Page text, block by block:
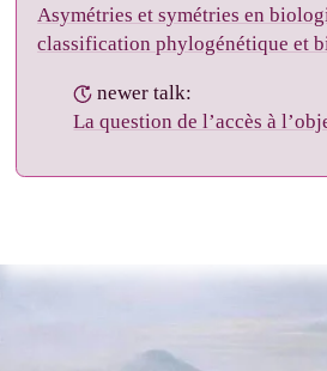
Asymétries et symétries en
classification phylogénétique et
newer talk:
La question de l’accès à